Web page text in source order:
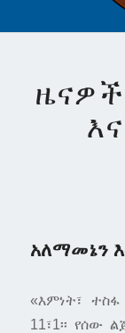
አለማመኔን
«እምነት፣
11፣1፡፡